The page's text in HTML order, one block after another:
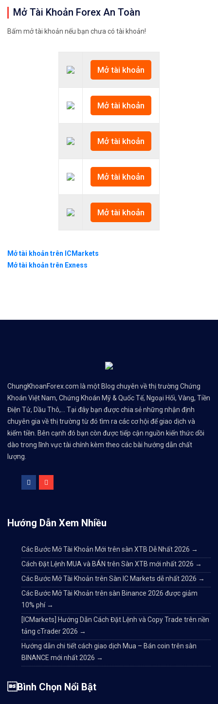
Mở Tài Khoản Forex An Toàn
Bấm mở tài khoản nếu bạn chưa có tài khoản!
Mở tài khoản
Mở tài khoản
Mở tài khoản
Mở tài khoản
Mở tài khoản
Mở tài khoản trên ICMarkets
Mở tài khoản trên Exness
ChungKhoanForex.com là một Blog chuyên về thị trường Chứng
Khoán Việt Nam, Chứng Khoán Mỹ & Quốc Tế, Ngoại Hối, Vàng, Tiền
Điện Tử, Dầu Thô,... Tại đây bạn được chia sẻ những nhận định
chuyên gia về thị trường từ đó tìm ra các cơ hội để giao dịch và
kiếm tiền. Bên cạnh đó bạn còn được tiếp cận nguồn kiến thức dồi
dào trong lĩnh vực tài chính kèm theo các bài hướng dẫn chất
lượng.
Hướng Dẫn Xem Nhiều
Các Bước Mở Tài Khoản Mới trên sàn XTB Dễ Nhất 2026 →
Cách Đặt Lệnh MUA và BÁN trên Sàn XTB mới nhất 2026 →
Các Bước Mở Tài Khoản trên Sàn IC Markets dễ nhất 2026 →
Các Bước Mở Tài Khoản trên sàn Binance 2026 được giảm
10% phí →
[ICMarkets] Hướng Dẫn Cách Đặt Lệnh và Copy Trade trên nền
tảng cTrader 2026 →
Hướng dẫn chi tiết cách giao dịch Mua – Bán coin trên sàn
BINANCE mới nhất 2026 →
Bình Chọn Nổi Bật